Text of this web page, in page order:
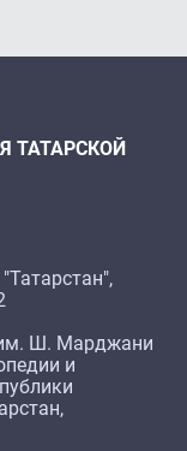
ТАТАРСКОЙ
им. Ш. Марджани
и